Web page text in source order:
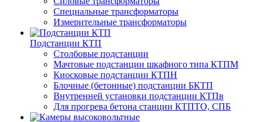
Специальные трансформаторы
Измерительные трансформаторы
Подстанции КТП
Столбовые подстанции
Мачтовые подстанции шкафного типа КТПМ
Киосковые подстанции КТПН
Блочные (бетонные) подстанции БКТП
Внутренней установки подстанции КТПв
Для прогрева бетона станции КТПТО, СПБ